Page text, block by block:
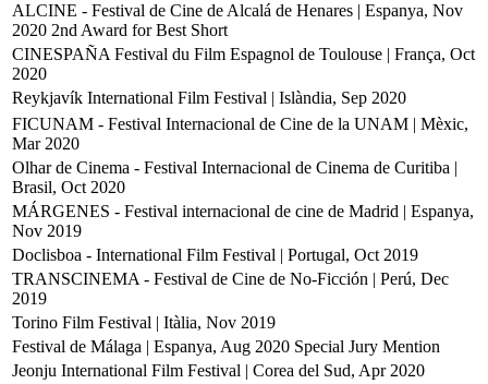
ALCINE - Festival de Cine de Alcalá de Henares | Espanya, Nov
2020 2nd Award for Best Short
CINESPAÑA Festival du Film Espagnol de Toulouse | França, Oct
2020
Reykjavík International Film Festival | Islàndia, Sep 2020
FICUNAM - Festival Internacional de Cine de la UNAM | Mèxic,
Mar 2020
Olhar de Cinema - Festival Internacional de Cinema de Curitiba |
Brasil, Oct 2020
MÁRGENES - Festival internacional de cine de Madrid | Espanya,
Nov 2019
Doclisboa - International Film Festival | Portugal, Oct 2019
TRANSCINEMA - Festival de Cine de No-Ficción | Perú, Dec
2019
Torino Film Festival | Itàlia, Nov 2019
Festival de Málaga | Espanya, Aug 2020 Special Jury Mention
Jeonju International Film Festival | Corea del Sud, Apr 2020